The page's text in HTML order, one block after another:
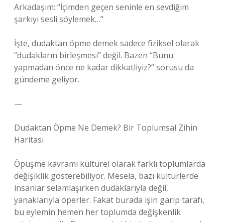
Arkadaşım: “İçimden geçen seninle en sevdiğim
şarkıyı sesli söylemek…”
İşte, dudaktan öpme demek sadece fiziksel olarak
“dudakların birleşmesi” değil. Bazen “Bunu
yapmadan önce ne kadar dikkatliyiz?” sorusu da
gündeme geliyor.
—
Dudaktan Öpme Ne Demek? Bir Toplumsal Zihin
Haritası
Öpüşme kavramı kültürel olarak farklı toplumlarda
değişiklik gösterebiliyor. Mesela, bazı kültürlerde
insanlar selamlaşırken dudaklarıyla değil,
yanaklarıyla öperler. Fakat burada işin garip tarafı,
bu eylemin hemen her toplumda değişkenlik